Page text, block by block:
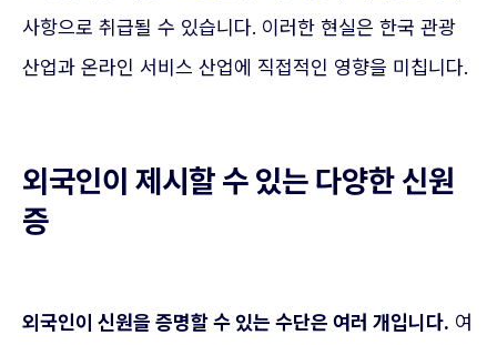
사항으로 취급될 수 있습니다. 이러한 현실은 한국 관광
산업과 온라인 서비스 산업에 직접적인 영향을 미칩니다.
외국인이 제시할 수 있는 다양한 신원
증
외국인이 신원을 증명할 수 있는 수단은 여러 개입니다. 여